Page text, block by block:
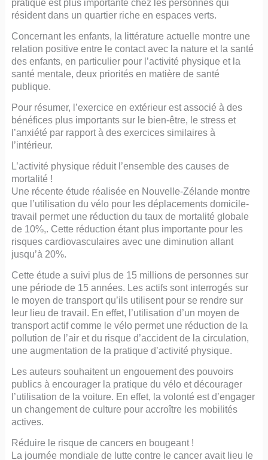
pratique est plus importante chez les personnes qui
résident dans un quartier riche en espaces verts.
Concernant les enfants, la littérature actuelle montre une
relation positive entre le contact avec la nature et la santé
des enfants, en particulier pour l’activité physique et la
santé mentale, deux priorités en matière de santé
publique.
Pour résumer, l’exercice en extérieur est associé à des
bénéfices plus importants sur le bien-être, le stress et
l’anxiété par rapport à des exercices similaires à
l’intérieur.
L’activité physique réduit l’ensemble des causes de
mortalité !
Une récente étude réalisée en Nouvelle-Zélande montre
que l’utilisation du vélo pour les déplacements domicile-
travail permet une réduction du taux de mortalité globale
de 10%,. Cette réduction étant plus importante pour les
risques cardiovasculaires avec une diminution allant
jusqu’à 20%.
Cette étude a suivi plus de 15 millions de personnes sur
une période de 15 années. Les actifs sont interrogés sur
le moyen de transport qu’ils utilisent pour se rendre sur
leur lieu de travail. En effet, l’utilisation d’un moyen de
transport actif comme le vélo permet une réduction de la
pollution de l’air et du risque d’accident de la circulation,
une augmentation de la pratique d’activité physique.
Les auteurs souhaitent un engouement des pouvoirs
publics à encourager la pratique du vélo et décourager
l’utilisation de la voiture. En effet, la volonté est d’engager
un changement de culture pour accroître les mobilités
actives.
Réduire le risque de cancers en bougeant !
La journée mondiale de lutte contre le cancer avait lieu le